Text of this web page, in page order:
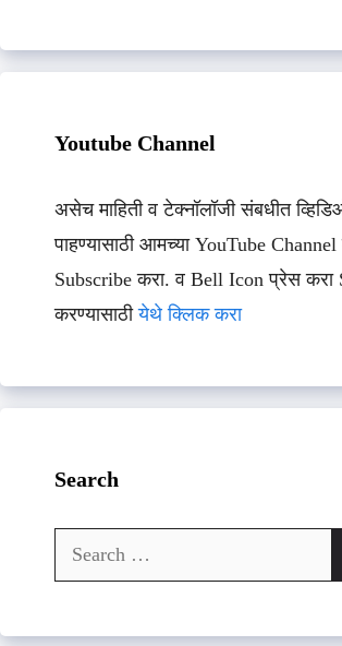
Youtube Channel
असेच माहिती व टेक्नॉलॉजी संबधीत
पाहण्यासाठी आमच्या YouTube Channel
Subscribe करा. व Bell Icon प्रेस करा
करण्यासाठीयेथे क्लिक करा
Search
Search
for: